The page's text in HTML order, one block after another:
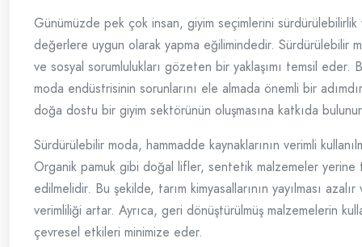
Günümüzde pek çok insan, giyim seçimlerini
değerlere uygun olarak yapma eğilimindedir. Sürdürülebilir
ve sosyal sorumlulukları gözeten bir yaklaşımı temsil eder.
moda endüstrisinin sorunlarını ele almada önemli bir
doğa dostu bir giyim sektörünün oluşmasına katkıda
Sürdürülebilir moda, hammadde kaynaklarının verimli
Organik pamuk gibi doğal lifler, sentetik malzemeler yerine
edilmelidir. Bu şekilde, tarım kimyasallarının yayılması
verimliliği artar. Ayrıca, geri dönüştürülmüş malzemelerin
çevresel etkileri minimize eder.